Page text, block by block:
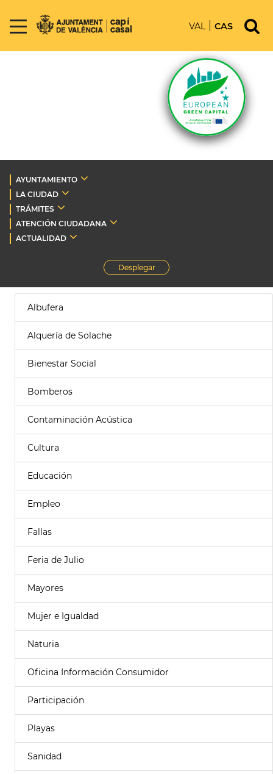
VAL CAS
AYUNTAMIENTO
LA CIUDAD
TRÁMITES
ATENCIÓN CIUDADANA
ACTUALIDAD
Desplegar
Albufera
Alquería de Solache
Bienestar Social
Bomberos
Contaminación Acústica
Cultura
Educación
Empleo
Fallas
Feria de Julio
Mayores
Mujer e Igualdad
Naturia
Oficina Información Consumidor
Participación
Playas
Sanidad